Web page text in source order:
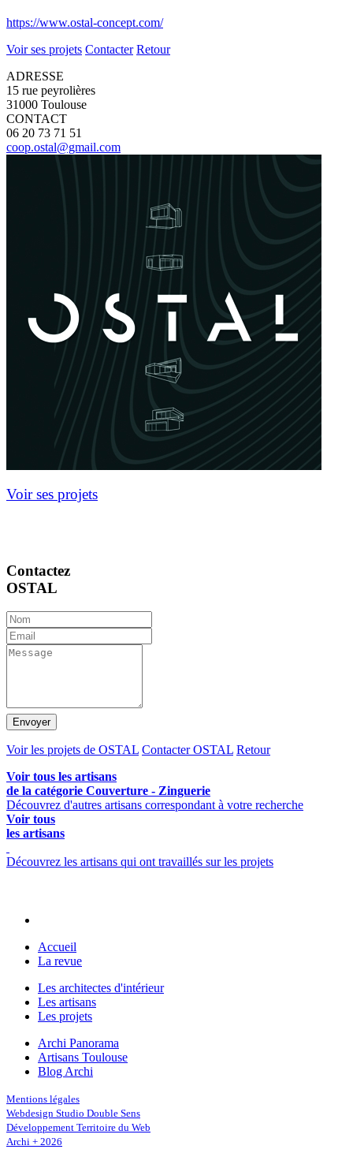
https://www.ostal-concept.com/
Voir ses projets Contacter Retour
ADRESSE
15 rue peyrolières
31000 Toulouse
CONTACT
06 20 73 71 51
coop.ostal@gmail.com
Voir ses projets
Contactez
OSTAL
Envoyer
Voir les projets de OSTAL Contacter OSTAL Retour
Voir tous les artisans
de la catégorie Couverture - Zinguerie
Découvrez d'autres artisans correspondant à votre recherche
Voir tous
les artisans
Découvrez les artisans qui ont travaillés sur les projets
Accueil
La revue
Les architectes d'intérieur
Les artisans
Les projets
Archi Panorama
Artisans Toulouse
Blog Archi
Mentions légales
Webdesign Studio Double Sens
Développement Territoire du Web
Archi + 2026